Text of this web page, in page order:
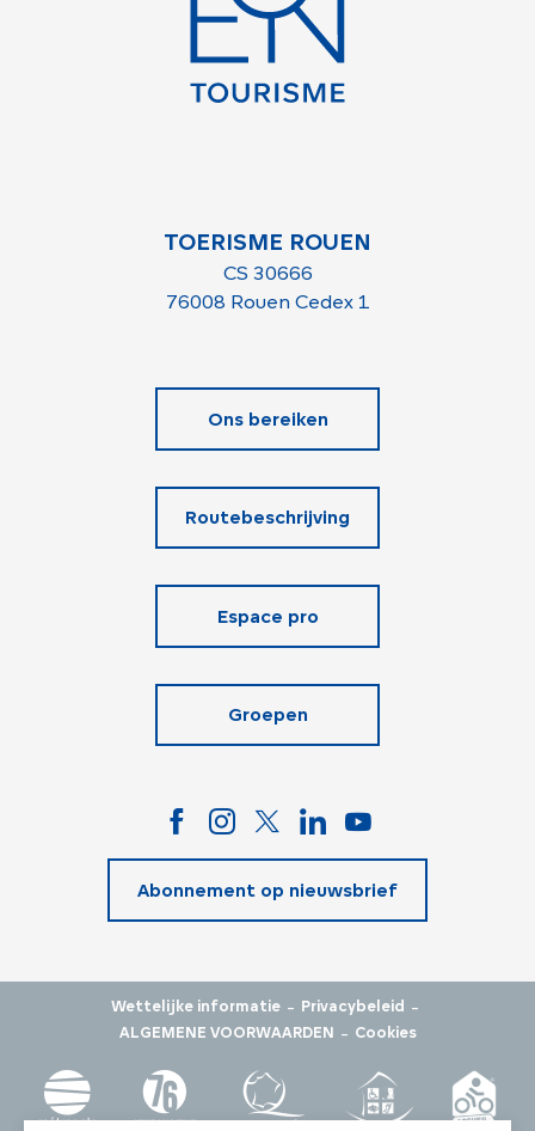
TOERISME ROUEN
CS 30666
76008 Rouen Cedex 1
Ons bereiken
Routebeschrijving
Espace pro
Groepen
Abonnement op nieuwsbrief
Wettelijke informatie - Privacybeleid -
ALGEMENE VOORWAARDEN - Cookies